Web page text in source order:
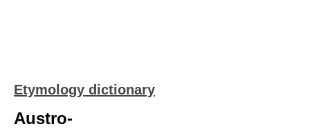
Etymology dictionary
Austro-